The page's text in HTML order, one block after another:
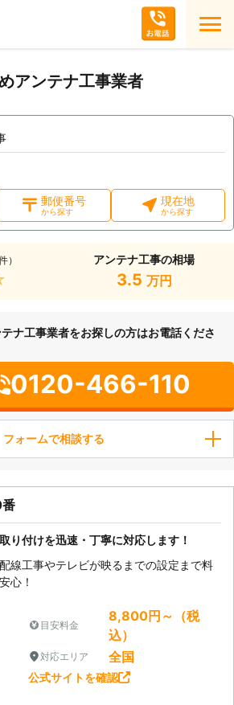
アンテナ工事業者
郵便番号
から探す
現在地
から探す
） アンテナ工事の相場
3.5 万円
ナ工事業者をお探しの方はお電話くださ
0120-466-110
フォームで相談する
り付けを迅速・丁寧に対応します！
線工事やテレビが映るまでの設定まで料
心！
目安料金
8,800円～（税
込）
対応エリア 全国
公式サイトを確認